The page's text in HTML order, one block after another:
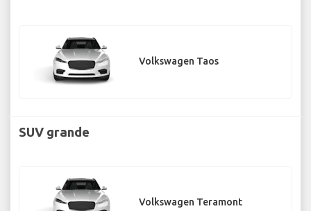
Volkswagen Taos
SUV grande
Volkswagen Teramont